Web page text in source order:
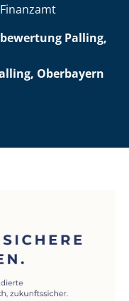
Palling,
Oberbayern